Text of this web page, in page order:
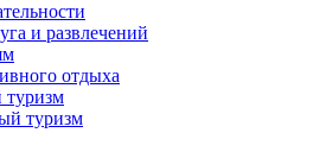
и развлечений
отдыха
туризм